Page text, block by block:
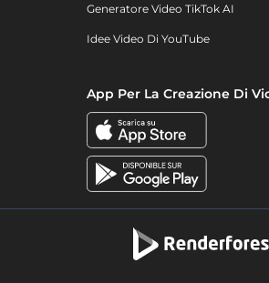
Generatore Video TikTok AI
Idee Video Di YouTube
App Per La Creazione Di